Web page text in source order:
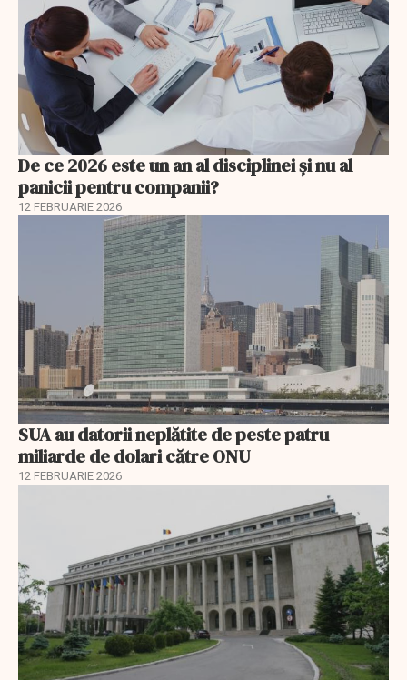
De ce 2026 este un an al disciplinei și nu al
panicii pentru companii?
12 FEBRUARIE 2026
SUA au datorii neplătite de peste patru
miliarde de dolari către ONU
12 FEBRUARIE 2026